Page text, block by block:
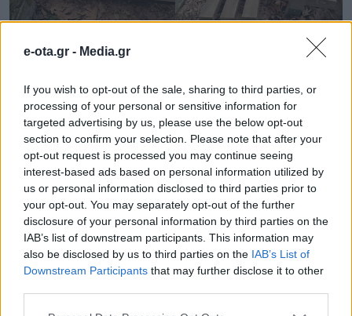
e-ota.gr - Media.gr
If you wish to opt-out of the sale, sharing to third parties, or
processing of your personal or sensitive information for
targeted advertising by us, please use the below opt-out
section to confirm your selection. Please note that after your
opt-out request is processed you may continue seeing
interest-based ads based on personal information utilized by
us or personal information disclosed to third parties prior to
your opt-out. You may separately opt-out of the further
disclosure of your personal information by third parties on the
IAB’s list of downstream participants. This information may
also be disclosed by us to third parties on the IAB’s List of
Downstream Participants that may further disclose it to other
Καστοριά: Αυξάνονται τα
Ο Δήμος Καστοριάς καταδικάζει απερίφραστα κάθε
τέτοια ενέργεια και καλεί τους πολίτες να συμβάλλουν
ενεργά στην προστασία των δημόσιων χώρων.
17.04.2026 - 09.06